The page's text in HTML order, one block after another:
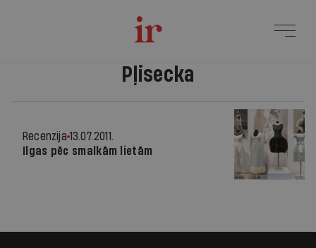
Pļisecka
Recenzija 13.07.2011.
Ilgas pēc smalkām lietām